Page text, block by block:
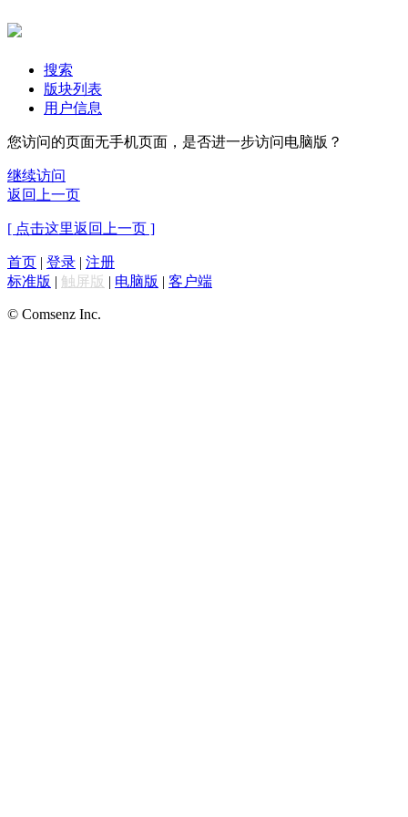
搜索
版块列表
用户信息
您访问的页面无手机页面，是否进一步访问电脑版？
继续访问
返回上一页
[ 点击这里返回上一页 ]
首页 | 登录 | 注册
标准版 | 触屏版 | 电脑版 | 客户端
© Comsenz Inc.